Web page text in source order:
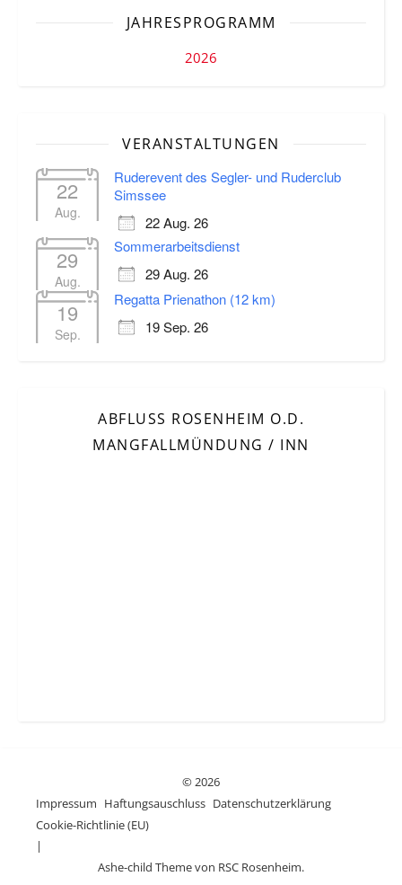
JAHRESPROGRAMM
2026
VERANSTALTUNGEN
22
Aug.
Ruderevent des Segler- und Ruderclub
Simssee
22 Aug. 26
29
Aug.
Sommerarbeitsdienst
29 Aug. 26
19
Sep.
Regatta Prienathon (12 km)
19 Sep. 26
ABFLUSS ROSENHEIM O.D.
MANGFALLMÜNDUNG / INN
© 2026
Impressum Haftungsauschluss Datenschutzerklärung
Cookie-Richtlinie (EU)
Ashe-child Theme von RSC Rosenheim.